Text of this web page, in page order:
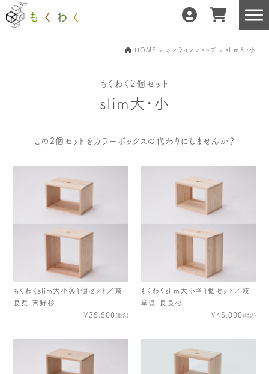
もくわくだけの特徴 地域の職人の手仕事で
どんな暮らしにもフィット 森と暮らしを環る
産地・製造所紹介
産地との相性診断
木や森のこと もくわく的 わくわく暮らし
もくわく開発ストーリー もくわく産地だより
メディア掲載＆プレスリリース
HOME » オンラインショップ » slim大・小
もくわく2個セット
slim大・小
この2個セットをカラーボックスの代わりにしませんか？
もくわくslim大小各１個セット／奈
良県 吉野杉
¥35,500 (税込)
もくわくslim大小各１個セット／岐
阜県 長良杉
¥45,000 (税込)